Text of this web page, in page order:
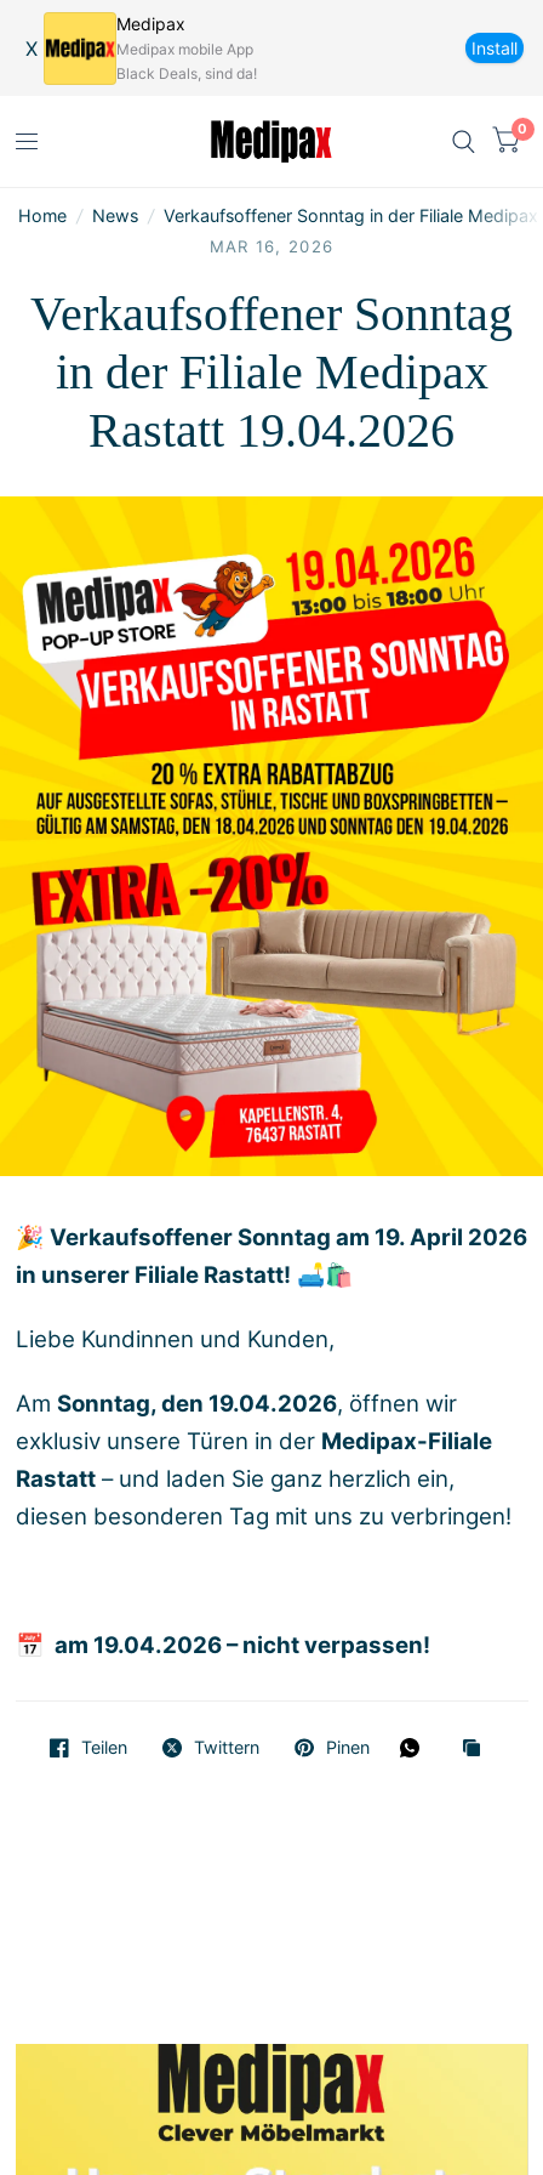
X
Medipax
Medipax mobile App
Black Deals, sind da!
Install
0
Home / News / Verkaufsoffener Sonntag in der Filiale
MAR 16, 2026
Verkaufsoffener Sonntag
in der Filiale Medipax
Rastatt 19.04.2026
🎉 Verkaufsoffener Sonntag am 19. April 2026
in unserer Filiale Rastatt! 🛋️🛍️
Liebe Kundinnen und Kunden,
Am Sonntag, den 19.04.2026, öffnen wir
exklusiv unsere Türen in der Medipax-Filiale
Rastatt– und laden Sie ganz herzlich ein,
diesen besonderen Tag mit uns zu verbringen!
📅 am 19.04.2026 – nicht verpassen!
Teilen Twittern Pinen